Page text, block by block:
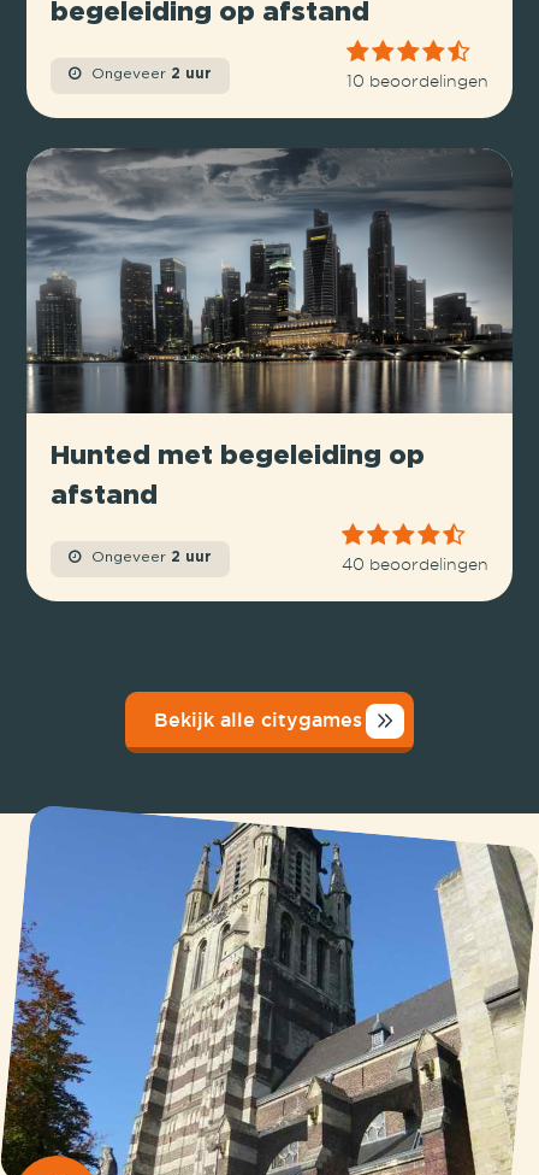
begeleiding op afstand
Ongeveer 2 uur 10 beoordelingen
Hunted met begeleiding op
afstand
Ongeveer 2 uur 40 beoordelingen
Bekijk alle citygames